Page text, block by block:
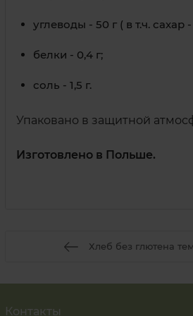
углеводы - 50 г ( в т.ч. сахар -
белки - 0,4 г;
соль - 1,5 г.
Упаковано в защитной
Изготовлено в Польше.
Хлеб без глютена
Контакты